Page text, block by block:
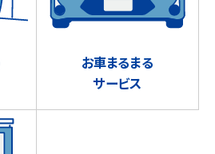
お車まるまる
サービス